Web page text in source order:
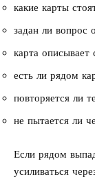
какие карты
задан ли вопрос
карта описывает
есть ли рядом
повторяется ли
не пытается ли
Если рядом
усиливаться